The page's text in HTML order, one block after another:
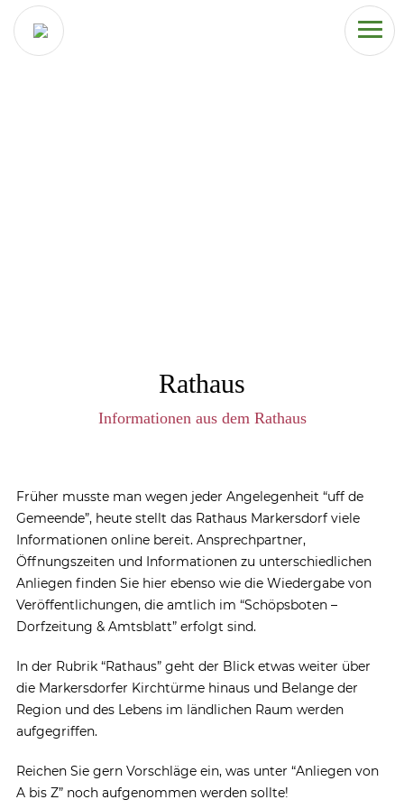
Rathaus
Informationen aus dem Rathaus
Früher musste man wegen jeder Angelegenheit “uff de
Gemeende”, heute stellt das Rathaus Markersdorf viele
Informationen online bereit. Ansprechpartner,
Öffnungszeiten und Informationen zu unterschiedlichen
Anliegen finden Sie hier ebenso wie die Wiedergabe von
Veröffentlichungen, die amtlich im “Schöpsboten –
Dorfzeitung & Amtsblatt” erfolgt sind.
In der Rubrik “Rathaus” geht der Blick etwas weiter über
die Markersdorfer Kirchtürme hinaus und Belange der
Region und des Lebens im ländlichen Raum werden
aufgegriffen.
Reichen Sie gern Vorschläge ein, was unter “Anliegen von
A bis Z” noch aufgenommen werden sollte!